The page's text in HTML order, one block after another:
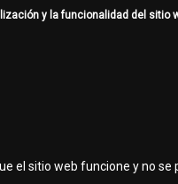
y la funcionalidad del sitio
el sitio web funcione y no